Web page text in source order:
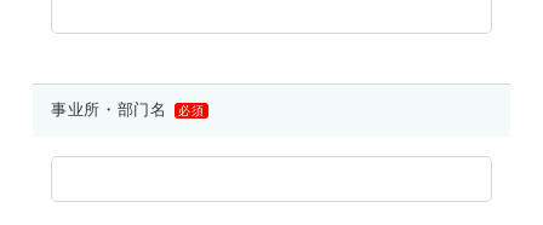
事业所・部门名 必須